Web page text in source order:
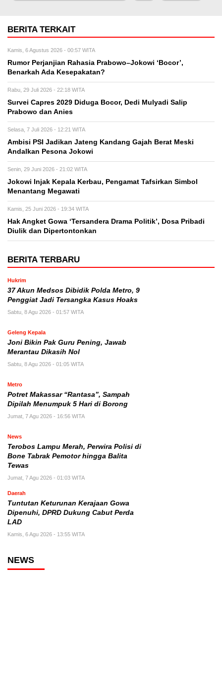
BERITA TERKAIT
Kamis, 6 Agustus 2026 - 00:57 WITA
Rumor Perjanjian Rahasia Prabowo–Jokowi ‘Bocor’,
Benarkah Ada Kesepakatan?
Rabu, 29 Juli 2026 - 22:18 WITA
Survei Capres 2029 Diduga Bocor, Dedi Mulyadi Salip
Prabowo dan Anies
Selasa, 7 Juli 2026 - 12:21 WITA
Ambisi PSI Jadikan Jateng Kandang Gajah Berat Meski
Andalkan Pesona Jokowi
Senin, 29 Juni 2026 - 21:02 WITA
Jokowi Injak Kepala Kerbau, Pengamat Tafsirkan Simbol
Menantang Megawati
Kamis, 25 Juni 2026 - 19:34 WITA
Hak Angket Gowa ‘Tersandera Drama Politik’, Dosa Pribadi
Diulik dan Dipertontonkan
BERITA TERBARU
Hukrim
37 Akun Medsos Dibidik Polda Metro, 9
Penggiat Jadi Tersangka Kasus Hoaks
Sabtu, 8 Agu 2026 - 01:57 WITA
Geleng Kepala
Joni Bikin Pak Guru Pening, Jawab
Merantau Dikasih Nol
Sabtu, 8 Agu 2026 - 01:05 WITA
Metro
Potret Makassar “Rantasa”, Sampah
Dipilah Menumpuk 5 Hari di Borong
Jumat, 7 Agu 2026 - 16:56 WITA
News
Terobos Lampu Merah, Perwira Polisi di
Bone Tabrak Pemotor hingga Balita
Tewas
Jumat, 7 Agu 2026 - 01:03 WITA
Daerah
Tuntutan Keturunan Kerajaan Gowa
Dipenuhi, DPRD Dukung Cabut Perda
LAD
Kamis, 6 Agu 2026 - 13:55 WITA
NEWS